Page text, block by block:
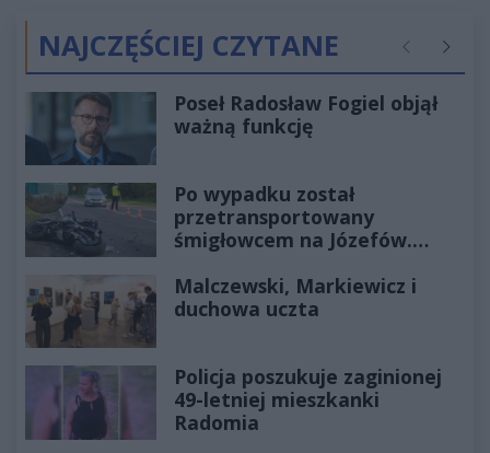
NAJCZĘŚCIEJ CZYTANE Poprzednie
Poseł Radosław Fogiel objął
ważną funkcję
Po wypadku został
przetransportowany
śmigłowcem na Józefów.
Malczewski, Markiewicz i
duchowa uczta
Policja poszukuje zaginionej
49-letniej mieszkanki
Radomia